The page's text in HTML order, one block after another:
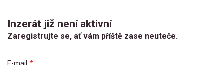
Inzerát již není aktivní
Zaregistrujte se, ať vám příště zase neuteče.